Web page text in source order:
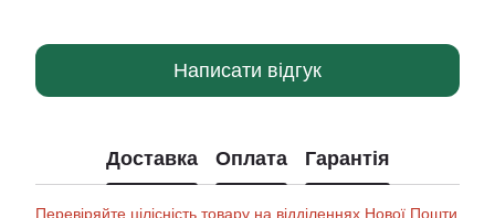
Написати відгук
Доставка Оплата Гарантія
Перевіряйте цілісність товару на відділеннях Нової Пошти